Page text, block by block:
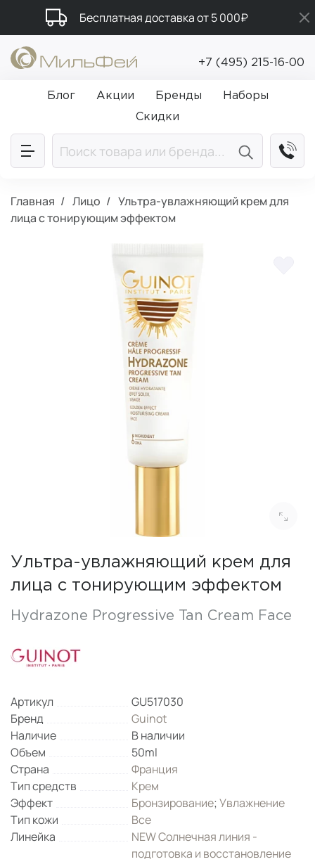
Бесплатная доставка от 5 000₽
Промокод ПРИВЕТ
Подарки в каждый заказ от 5 000₽
+7 (495) 215-16-00
Блог Акции Бренды
Наборы
Скидки
Главная Лицо
Ультра-увлажняющий крем для
лица с тонирующим эффектом
Ультра-увлажняющий крем для
лица с тонирующим эффектом
Hydrazone Progressive Tan Cream Face
Артикул
GU517030
Бренд
Guinot
Наличие
В наличии
Объем
50ml
Страна
Франция
Тип средств
Крем
Эффект
Бронзирование;Увлажнение
Тип кожи
Все
Линейка
NEW Солнечная линия -
подготовка и восстановление